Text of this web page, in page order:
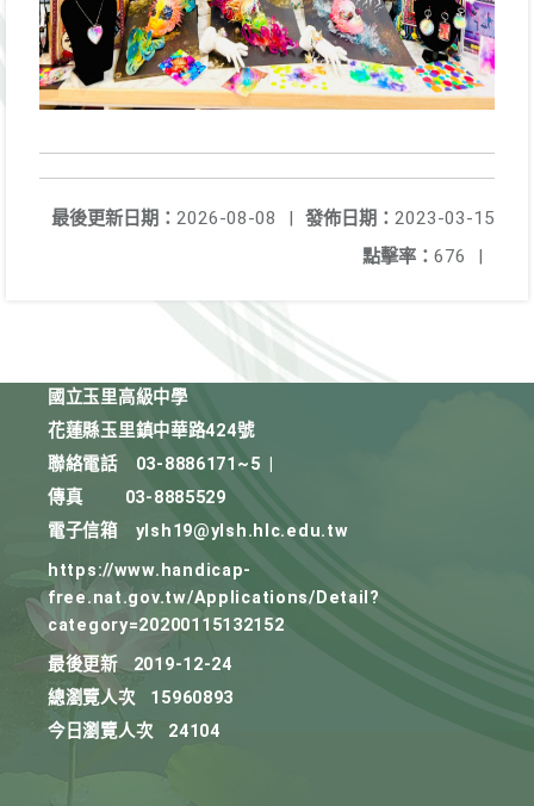
發佈日期： 2023-03-15
最後更新日期： 2026-08-08
|
點擊率： 676 |
國立玉里高級中學
花蓮縣玉里鎮中華路424號
聯絡電話
03-8886171~5
傳真
03-8885529
電子信箱
ylsh19@ylsh.hlc.edu.tw
https://www.handicap-
free.nat.gov.tw/Applications/Detail?
category=20200115132152
最後更新
2019-12-24
總瀏覽人次
15960893
今日瀏覽人次
24104